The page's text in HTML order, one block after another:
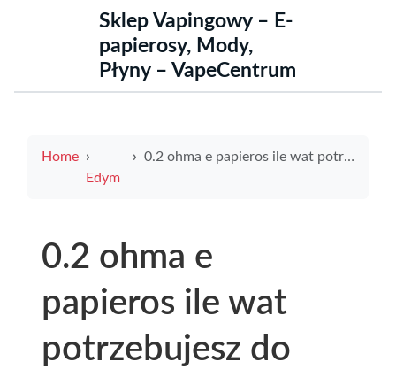
Sklep Vapingowy – E-
papierosy, Mody,
Płyny – VapeCentrum
Home
Edym
0.2 ohma e papieros ile wat potrzebujesz do optymalnego wapowania
0.2 ohma e
papieros ile wat
potrzebujesz do